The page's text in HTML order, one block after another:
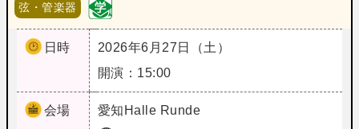
弦・管楽器
日時
2026年6月27日（土）
開演：15:00
会場 愛知 Halle Runde